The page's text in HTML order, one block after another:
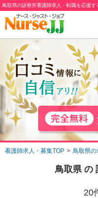
鳥取県の診療所看護師求人・転職を応援す
看護師求人・募集TOP 鳥取県の
鳥取県の
20